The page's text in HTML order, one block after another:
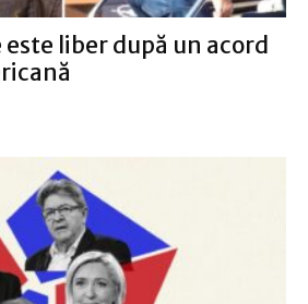
este liber după un acord